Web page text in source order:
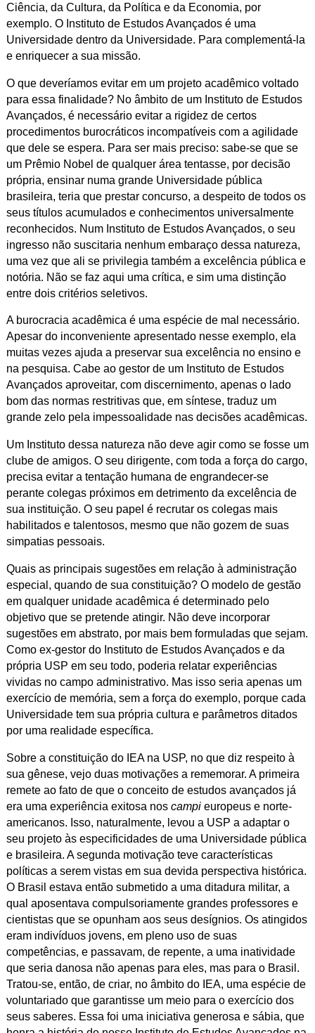
Ciência, da Cultura, da Política e da Economia, por
exemplo. O Instituto de Estudos Avançados é uma
Universidade dentro da Universidade. Para complementá-la
e enriquecer a sua missão.
O que deveríamos evitar em um projeto acadêmico voltado
para essa finalidade? No âmbito de um Instituto de Estudos
Avançados, é necessário evitar a rigidez de certos
procedimentos burocráticos incompatíveis com a agilidade
que dele se espera. Para ser mais preciso: sabe-se que se
um Prêmio Nobel de qualquer área tentasse, por decisão
própria, ensinar numa grande Universidade pública
brasileira, teria que prestar concurso, a despeito de todos os
seus títulos acumulados e conhecimentos universalmente
reconhecidos. Num Instituto de Estudos Avançados, o seu
ingresso não suscitaria nenhum embaraço dessa natureza,
uma vez que ali se privilegia também a excelência pública e
notória. Não se faz aqui uma crítica, e sim uma distinção
entre dois critérios seletivos.
A burocracia acadêmica é uma espécie de mal necessário.
Apesar do inconveniente apresentado nesse exemplo, ela
muitas vezes ajuda a preservar sua excelência no ensino e
na pesquisa. Cabe ao gestor de um Instituto de Estudos
Avançados aproveitar, com discernimento, apenas o lado
bom das normas restritivas que, em síntese, traduz um
grande zelo pela impessoalidade nas decisões acadêmicas.
Um Instituto dessa natureza não deve agir como se fosse um
clube de amigos. O seu dirigente, com toda a força do cargo,
precisa evitar a tentação humana de engrandecer-se
perante colegas próximos em detrimento da excelência de
sua instituição. O seu papel é recrutar os colegas mais
habilitados e talentosos, mesmo que não gozem de suas
simpatias pessoais.
Quais as principais sugestões em relação à administração
especial, quando de sua constituição? O modelo de gestão
em qualquer unidade acadêmica é determinado pelo
objetivo que se pretende atingir. Não deve incorporar
sugestões em abstrato, por mais bem formuladas que sejam.
Como ex-gestor do Instituto de Estudos Avançados e da
própria USP em seu todo, poderia relatar experiências
vividas no campo administrativo. Mas isso seria apenas um
exercício de memória, sem a força do exemplo, porque cada
Universidade tem sua própria cultura e parâmetros ditados
por uma realidade específica.
Sobre a constituição do IEA na USP, no que diz respeito à
sua gênese, vejo duas motivações a rememorar. A primeira
remete ao fato de que o conceito de estudos avançados já
era uma experiência exitosa nos campieuropeus e norte-
americanos. Isso, naturalmente, levou a USP a adaptar o
seu projeto às especificidades de uma Universidade pública
e brasileira. A segunda motivação teve características
políticas a serem vistas em sua devida perspectiva histórica.
O Brasil estava então submetido a uma ditadura militar, a
qual aposentava compulsoriamente grandes professores e
cientistas que se opunham aos seus desígnios. Os atingidos
eram indivíduos jovens, em pleno uso de suas
competências, e passavam, de repente, a uma inatividade
que seria danosa não apenas para eles, mas para o Brasil.
Tratou-se, então, de criar, no âmbito do IEA, uma espécie de
voluntariado que garantisse um meio para o exercício dos
seus saberes. Essa foi uma iniciativa generosa e sábia, que